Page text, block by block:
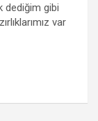
dediğim gibi
var